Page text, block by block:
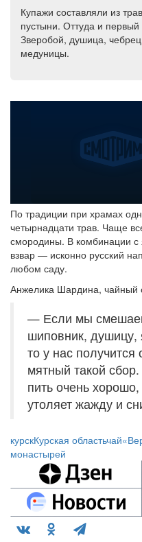
Купажи составляли из
пустыни. Оттуда и
Зверобой, душица,
медуницы.
По традиции при храмах
четырнадцати трав. Чаще
смородины. В комбинации с
взвар — исконно русский
любом саду.
Анжелика Шардина, чайный
— Если мы
шиповник, душицу,
то у нас получится
мятный такой
пить очень
утоляет жажду и
курскКурская областьчай
монастырей